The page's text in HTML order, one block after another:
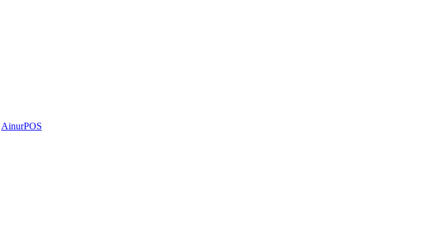
AinurPOS